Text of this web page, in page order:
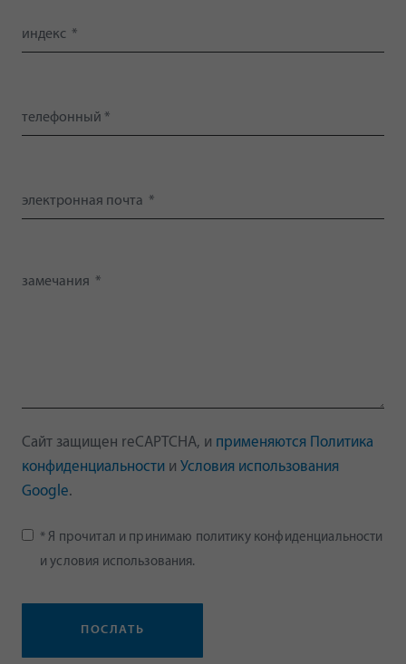
Сайт защищен reCAPTCHA, и применяются Политика
конфиденциальности и Условия использования
Google.
* Я прочитал и принимаю политику конфиденциальности
и условия использования.
ПОСЛАТЬ